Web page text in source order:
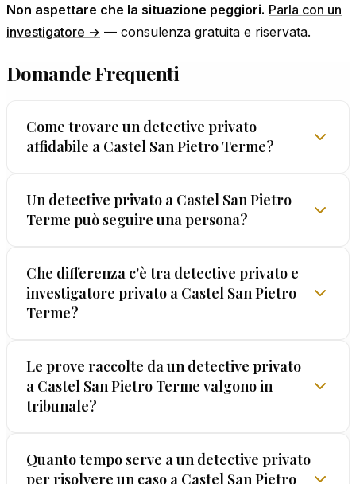
Non aspettare che la situazione peggiori. Parla con un
investigatore → — consulenza gratuita e riservata.
Domande Frequenti
Come trovare un detective privato
affidabile a Castel San Pietro Terme?
La ricerca di un detective affidabile in un centro
come Castel San Pietro Terme parte da criteri
anni di attività verificabili e — cruciale — una
garanzia scritta sui metodi. Solo EUROPOL® offre
la GARANZIA LEGALIS™.
Un detective privato a Castel San Pietro
Terme può seguire una persona?
Sì, un detective privato autorizzato può effettuare
pedinamenti e osservazioni nel rispetto della
legge. A Castel San Pietro Terme, come in tutta
prove valide in tribunale. EUROPOL® opera
esclusivamente con metodi certificati dalla
GARANZIA LEGALIS™.
Che differenza c'è tra detective privato e
investigatore privato a Castel San Pietro
Terme?
Nessuna differenza sostanziale. "Detective
privato" e "investigatore privato" indicano la
stessa figura professionale. La denominazione
TULPS). Il termine "detective" è di uso comune
ma ha identico significato legale e operativo.
Le prove raccolte da un detective privato
a Castel San Pietro Terme valgono in
tribunale?
Assolutamente, purché raccolte legalmente.
Questo è il punto cruciale: prove ottenute con
Quanto tempo serve a un detective privato
per risolvere un caso a Castel San Pietro